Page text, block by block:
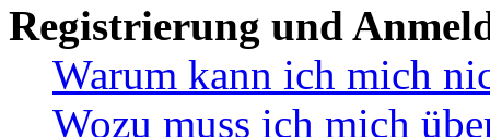
Registrierung und
Warum kann ich mich
Wozu muss ich mich